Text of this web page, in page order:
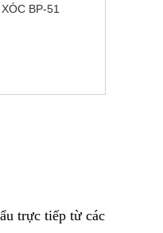
BP-51
trực tiếp từ các